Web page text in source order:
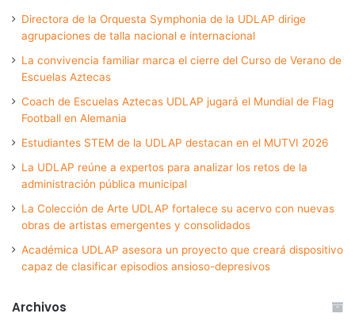
Directora de la Orquesta Symphonia de la UDLAP dirige
agrupaciones de talla nacional e internacional
La convivencia familiar marca el cierre del Curso de Verano de
Escuelas Aztecas
Coach de Escuelas Aztecas UDLAP jugará el Mundial de Flag
Football en Alemania
Estudiantes STEM de la UDLAP destacan en el MUTVI 2026
La UDLAP reúne a expertos para analizar los retos de la
administración pública municipal
La Colección de Arte UDLAP fortalece su acervo con nuevas
obras de artistas emergentes y consolidados
Académica UDLAP asesora un proyecto que creará dispositivo
capaz de clasificar episodios ansioso-depresivos
Archivos